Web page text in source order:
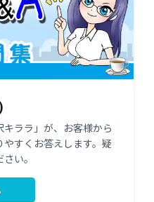
ララ」が、お客様から
すくお答えします。疑
い。